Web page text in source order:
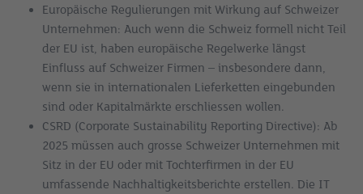
Europäische Regulierungen mit Wirkung auf Schweizer
Unternehmen: Auch wenn die Schweiz formell nicht Teil
der EU ist, haben europäische Regelwerke längst
Einfluss auf Schweizer Firmen – insbesondere dann,
wenn sie in internationalen Lieferketten eingebunden
sind oder Kapitalmärkte erschliessen wollen.
CSRD (Corporate Sustainability Reporting Directive): Ab
2025 müssen auch grosse Schweizer Unternehmen mit
Sitz in der EU oder mit Tochterfirmen in der EU
umfassende Nachhaltigkeitsberichte erstellen. Die IT